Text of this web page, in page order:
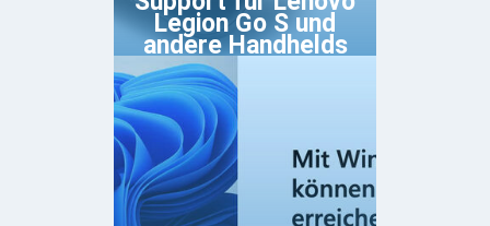
Legion Go S und
andere Handhelds